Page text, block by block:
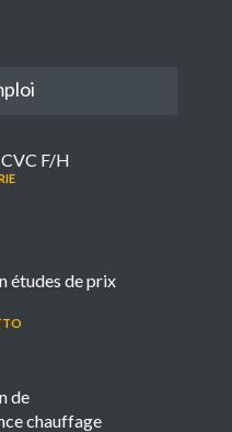
F/H
études de prix
de
chauffage